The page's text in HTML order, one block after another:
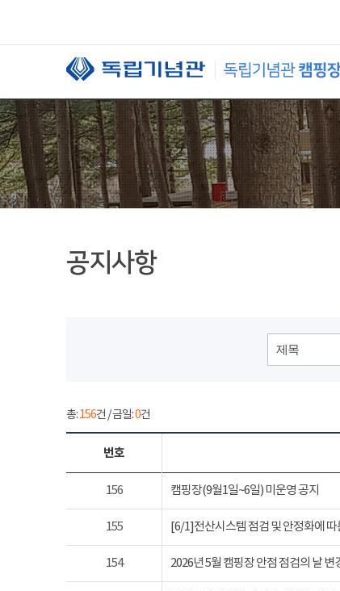
공지사항
제목
총:156건 / 금일:0건
번호
156 캠핑장(9월1일~6일) 미운영 공지
155 [6/1]전산시스템 점검 및 안정화에 따
154 2026년 5월 캠핑장 안점 점검의 날 변